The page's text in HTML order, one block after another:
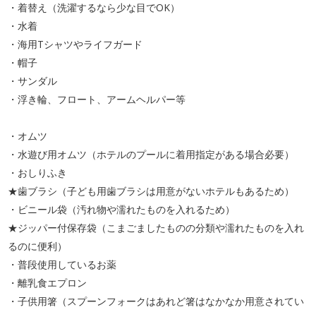
・着替え（洗濯するなら少な目でOK）
・水着
・海用Tシャツやライフガード
・帽子
・サンダル
・浮き輪、フロート、アームヘルパー等
・オムツ
・水遊び用オムツ（ホテルのプールに着用指定がある場合必要）
・おしりふき
★歯ブラシ（子ども用歯ブラシは用意がないホテルもあるため）
・ビニール袋（汚れ物や濡れたものを入れるため）
★ジッパー付保存袋（こまごましたものの分類や濡れたものを入れ
るのに便利）
・普段使用しているお薬
・離乳食エプロン
・子供用箸（スプーンフォークはあれど箸はなかなか用意されてい